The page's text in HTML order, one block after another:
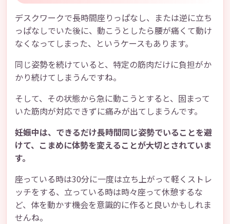
デスクワークで長時間座りっぱなし、または逆に立ち
っぱなしでいた後に、動こうとしたら腰が痛くて動け
なくなってしまった、というケースもあります。
同じ姿勢を続けていると、特定の筋肉だけに負担がか
かり続けてしまうんですね。
そして、その状態から急に動こうとすると、固まって
いた筋肉が対応できずに痛みが出てしまうんです。
妊娠中は、できるだけ長時間同じ姿勢でいることを避
けて、こまめに体勢を変えることが大切とされていま
す。
座っている時は30分に一度は立ち上がって軽くストレ
ッチをする、立っている時は時々座って休憩するな
ど、体を動かす機会を意識的に作ると良いかもしれま
せんね。